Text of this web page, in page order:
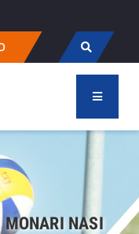
MONARI NASI